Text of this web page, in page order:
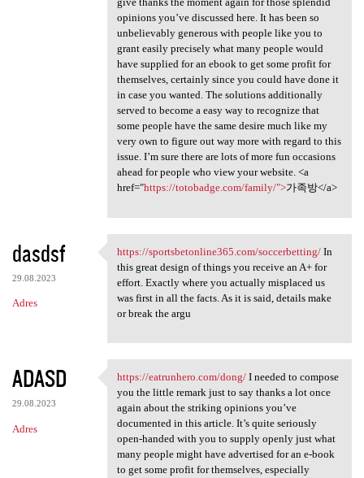
opinions you’ve discussed here. It has been so
unbelievably generous with people like you to
grant easily precisely what many people would
have supplied for an ebook to get some profit for
themselves, certainly since you could have done it
in case you wanted. The solutions additionally
served to become a easy way to recognize that
some people have the same desire much like my
very own to figure out way more with regard to this
issue. I’m sure there are lots of more fun occasions
ahead for people who view your website. <a
href="https://totobadge.com/family/">가족방</a>
dasdsf
29.08.2023
Adres
https://sportsbetonline365
https://sportsbetonline365.com/soccerbetting/In
this great design of things you receive an A+ for
effort. Exactly where you actually misplaced us
was first in all the facts. As it is said, details make
or break the argu
ADASD
29.08.2023
Adres
https://eatrunhero.com/dong/
https://eatrunhero.com/dong/I needed to compose
you the little remark just to say thanks a lot once
again about the striking opinions you’ve
documented in this article. It’s quite seriously
open-handed with you to supply openly just what
many people might have advertised for an e-book
to get some profit for themselves, especially